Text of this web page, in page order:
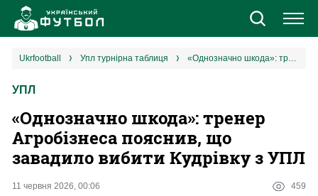
Новини
Єврокубки
УПЛ
ukrfootball упл турнірна таблиця «Однозначно шкода»: тренер Агробізнеса пояснив, що завадило вибити Кудрівку з УПЛ
УПЛ
«Однозначно шкода»: тренер
Агробізнеса пояснив, що
завадило вибити Кудрівку з УПЛ
11 червня 2026, 00:06 459